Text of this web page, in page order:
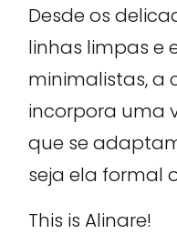
Desde os
linhas limpas e
minimalistas, a
incorpora uma
que se
seja ela formal
This is Alinare!